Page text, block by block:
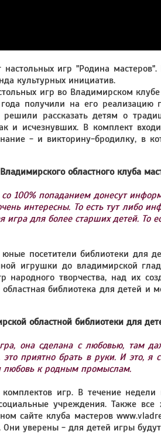
игр "Родина
культурных инициатив.
игр во Владимирском
получили на его реализацию
рассказать детям о
и исчезнувших. В комплект
- и викторину-бродилку, в
областного клуба
100% попаданием донесут
интересны. То есть тут либо
игра для более старших детей. То
посетители библиотеки для
игрушки до владимирской
народного творчества, над их
библиотека для детей и
областной библиотеки для
она сделана с любовью, там
это приятно брать в руки. И это,
любовь к родным промыслам.
игр. В течение
учреждения. Также все
сайте клуба мастеров
уверены - для детей игры